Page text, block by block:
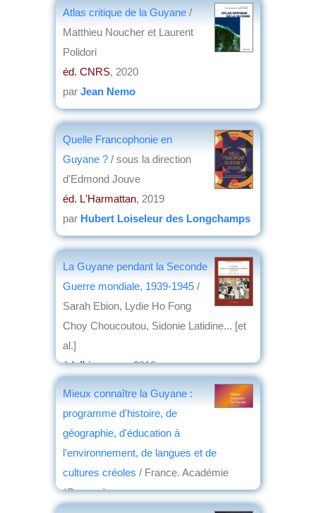
Atlas critique de la Guyane /
Matthieu Noucher et Laurent
Polidori
éd. CNRS, 2020
par Jean Nemo
Quelle Francophonie en
Guyane ? / sous la direction
d'Edmond Jouve
éd. L'Harmattan, 2019
par Hubert Loiseleur des Longchamps
La Guyane pendant la Seconde
Guerre mondiale, 1939-1945 /
Sarah Ebion, Lydie Ho Fong
Choy Choucoutou, Sidonie Latidine... [et
al.]
éd. Ibis rouge, 2019
Mieux connaître la Guyane :
programme d'histoire, de
géographie, d'éducation à
l'environnement, de langues et de
cultures créoles / France. Académie
(Guyane)